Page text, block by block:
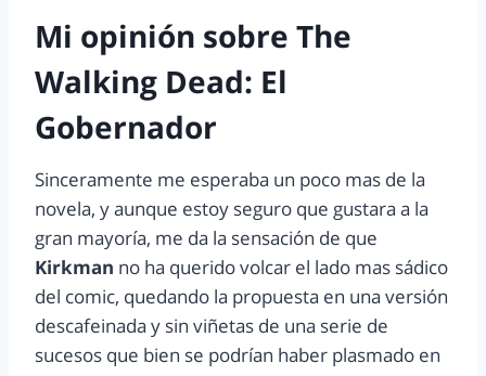
Mi opinión sobre The
Walking Dead: El
Gobernador
Sinceramente me esperaba un poco mas de la
novela, y aunque estoy seguro que gustara a la
gran mayoría, me da la sensación de que
Kirkman no ha querido volcar el lado mas sádico
del comic, quedando la propuesta en una versión
descafeinada y sin viñetas de una serie de
sucesos que bien se podrían haber plasmado en